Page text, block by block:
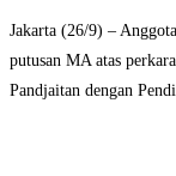
Jakarta (26/9) –
putusan MA atas
Pandjaitan dengan